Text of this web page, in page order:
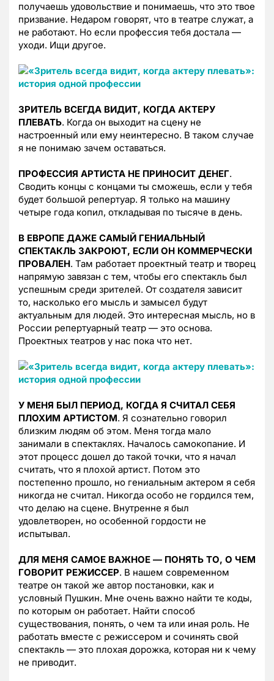
получаешь удовольствие и понимаешь, что это твое
призвание. Недаром говорят, что в театре служат, а
не работают. Но если профессия тебя достала —
уходи. Ищи другое.
ЗРИТЕЛЬ ВСЕГДА ВИДИТ, КОГДА АКТЕРУ
ПЛЕВАТЬ. Когда он выходит на сцену не
настроенный или ему неинтересно. В таком случае
я не понимаю зачем оставаться.
ПРОФЕССИЯ АРТИСТА НЕ ПРИНОСИТ ДЕНЕГ.
Сводить концы с концами ты сможешь, если у тебя
будет большой репертуар. Я только на машину
четыре года копил, откладывая по тысяче в день.
В ЕВРОПЕ ДАЖЕ САМЫЙ ГЕНИАЛЬНЫЙ
СПЕКТАКЛЬ ЗАКРОЮТ, ЕСЛИ ОН КОММЕРЧЕСКИ
ПРОВАЛЕН. Там работает проектный театр и творец
напрямую завязан с тем, чтобы его спектакль был
успешным среди зрителей. От создателя зависит
то, насколько его мысль и замысел будут
актуальным для людей. Это интересная мысль, но в
России репертуарный театр — это основа.
Проектных театров у нас пока что нет.
У МЕНЯ БЫЛ ПЕРИОД, КОГДА Я СЧИТАЛ СЕБЯ
ПЛОХИМ АРТИСТОМ. Я сознательно говорил
близким людям об этом. Меня тогда мало
занимали в спектаклях. Началось самокопание. И
этот процесс дошел до такой точки, что я начал
считать, что я плохой артист. Потом это
постепенно прошло, но гениальным актером я себя
никогда не считал. Никогда особо не гордился тем,
что делаю на сцене. Внутренне я был
удовлетворен, но особенной гордости не
испытывал.
ДЛЯ МЕНЯ САМОЕ ВАЖНОЕ — ПОНЯТЬ ТО, О ЧЕМ
ГОВОРИТ РЕЖИССЕР. В нашем современном
театре он такой же автор постановки, как и
условный Пушкин. Мне очень важно найти те коды,
по которым он работает. Найти способ
существования, понять, о чем та или иная роль. Не
работать вместе с режиссером и сочинять свой
спектакль — это плохая дорожка, которая ни к чему
не приводит.